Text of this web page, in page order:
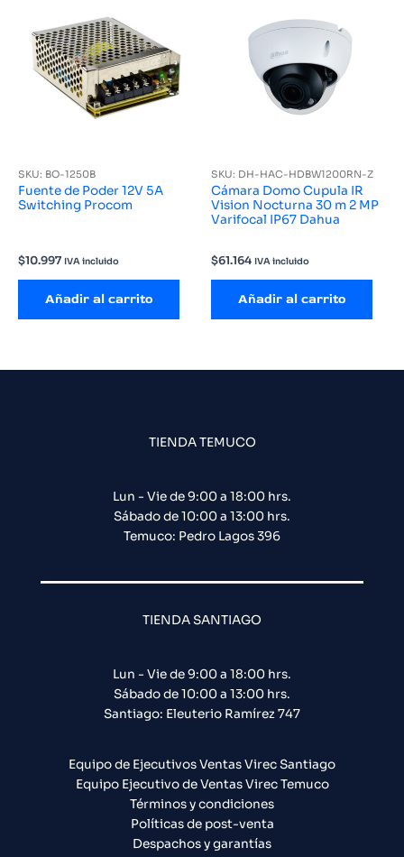
SKU: BO-1250B
Fuente de Poder 12V 5A
Switching Procom
$10.997 IVA incluido
Añadir al carrito
SKU: DH-HAC-HDBW1200RN-Z
Cámara Domo Cupula IR
Vision Nocturna 30 m 2 MP
Varifocal IP67 Dahua
$61.164 IVA incluido
Añadir al carrito
TIENDA TEMUCO
Lun - Vie de 9:00 a 18:00 hrs.
Sábado de 10:00 a 13:00 hrs.
Temuco: Pedro Lagos 396
TIENDA SANTIAGO
Lun - Vie de 9:00 a 18:00 hrs.
Sábado de 10:00 a 13:00 hrs.
Santiago: Eleuterio Ramírez 747​
Equipo de Ejecutivos Ventas Virec Santiago
Equipo Ejecutivo de Ventas Virec Temuco
Términos y condiciones
Políticas de post-venta
Despachos y garantías